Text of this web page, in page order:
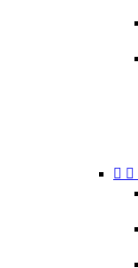
 